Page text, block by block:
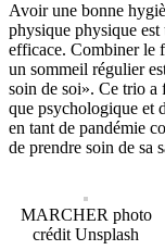
Avoir une bonne
physique physique est
efficace. Combiner le
un sommeil régulier
soin de soi». Ce trio a
que psychologique et
en tant de pandémie
de prendre soin de sa
MARCHER photo
crédit Unsplash